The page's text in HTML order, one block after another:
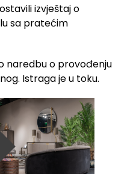
izvještaj o
sa pratećim
naredbu o provođenju
Istraga je u toku.